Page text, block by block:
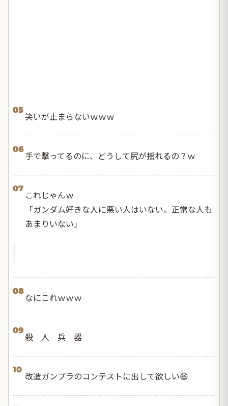
05
笑いが止まらないｗｗｗ
06
手で撃ってるのに、どうして尻が揺れるの？ｗ
07
これじゃんｗ
「ガンダム好きな人に悪い人はいない。正常な人も
あまりいない」
08
なにこれｗｗｗ
09
殺 人 兵 器
10
改造ガンプラのコンテストに出して欲しい😆